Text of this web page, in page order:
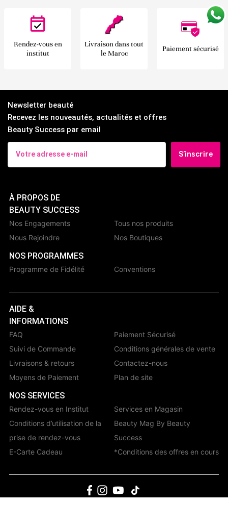
Rendez-vous en
institut
Livraison dans tout
le Maroc
Paiement sécurisé
Newsletter beauté
Recevez les nouveautés, actualités et offres
Beauty Success par email
S’inscrire
À PROPOS DE
BEAUTY SUCCESS
Nos Engagements
Nous Rejoindre
Tous nos produits
Nos Boutiques
NOS PROGRAMMES
Programme de Fidélité Conventions
AIDE &
INFORMATIONS
FAQ
Suivi de Commande
Livraisons & retours
Moyens de Paiement
Paiement Sécurisé
Conditions générales de vente
Contactez-nous
Plan de site
NOS SERVICES
Rendez-vous en Institut
Conditions d’utilisation de la
prise de rendez-vous
E-Carte Cadeau
Services en Magasin
Beauty Mag By Beauty
Success
*Conditions des offres en cours